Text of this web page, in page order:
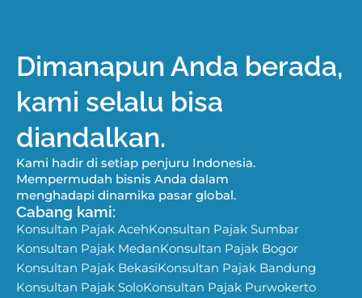
Dimanapun Anda berada,
kami selalu bisa
diandalkan.
Kami hadir di setiap penjuru Indonesia.
Mempermudah bisnis Anda dalam
menghadapi dinamika pasar global.
Cabang kami:
Konsultan Pajak AcehKonsultan Pajak Sumbar
Konsultan Pajak MedanKonsultan Pajak Bogor
Konsultan Pajak BekasiKonsultan Pajak Bandung
Konsultan Pajak SoloKonsultan Pajak Purwokerto